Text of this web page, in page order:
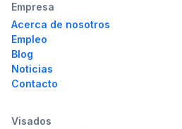
Empresa
Acerca de nosotros
Empleo
Blog
Noticias
Contacto
Visados